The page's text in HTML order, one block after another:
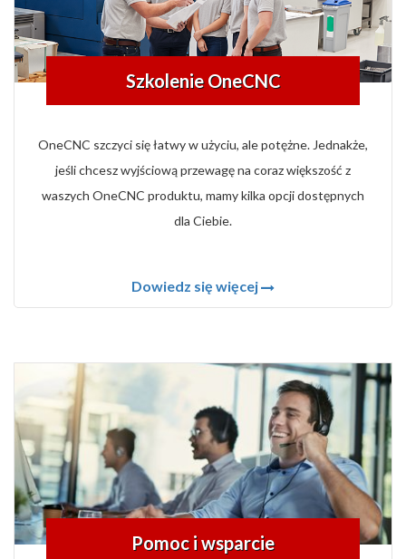
Szkolenie OneCNC
OneCNC szczyci się łatwy w użyciu, ale potężne. Jednakże,
jeśli chcesz wyjściową przewagę na coraz większość z
waszych OneCNC produktu, mamy kilka opcji dostępnych
dla Ciebie.
Dowiedz się więcej
Pomoc i wsparcie